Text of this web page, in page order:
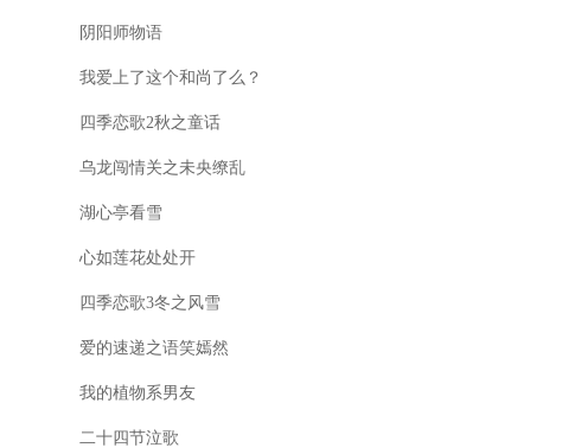
阴阳师物语
我爱上了这个和尚了么？
四季恋歌2秋之童话
乌龙闯情关之未央缭乱
湖心亭看雪
心如莲花处处开
四季恋歌3冬之风雪
爱的速递之语笑嫣然
我的植物系男友
二十四节泣歌